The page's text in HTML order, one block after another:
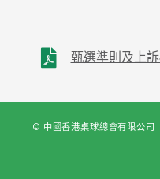
甄選準則及上
© 中國香港桌球總會有限公司